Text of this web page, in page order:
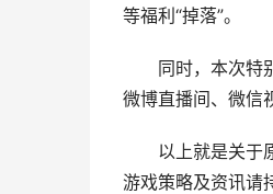
等福利“掉落”。
同时，本次特别
微博直播间、微信
以上就是关于原
游戏策略及资讯请